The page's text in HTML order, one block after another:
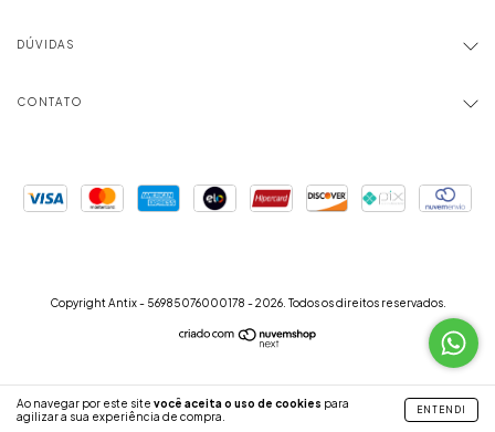
Ao navegar por este site você aceita o uso de cookies para
agilizar a sua experiência de compra.
ENTENDI
DÚVIDAS
CONTATO
Copyright Antix - 56985076000178 - 2026. Todos os direitos reservados.